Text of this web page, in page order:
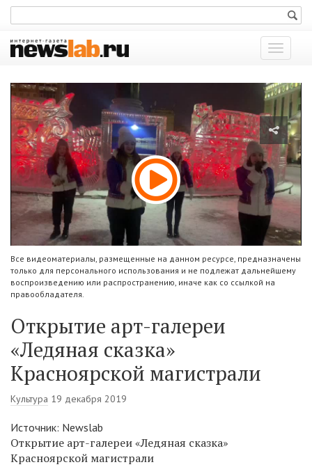
Показать
меню
Все видеоматериалы, размещенные на данном ресурсе, предназначены
только для персонального использования и не подлежат дальнейшему
воспроизведению или распространению, иначе как со ссылкой на
правообладателя.
Открытие арт-галереи
«Ледяная сказка»
Красноярской магистрали
Культура 19 декабря 2019
Источник: Newslab
Открытие арт-галереи «Ледяная сказка»
Красноярской магистрали